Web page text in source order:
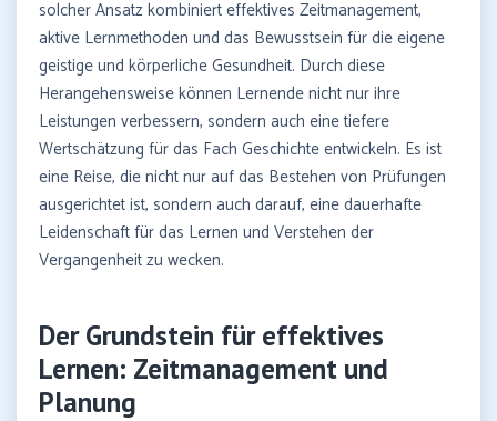
solcher Ansatz kombiniert effektives Zeitmanagement,
aktive Lernmethoden und das Bewusstsein für die eigene
geistige und körperliche Gesundheit. Durch diese
Herangehensweise können Lernende nicht nur ihre
Leistungen verbessern, sondern auch eine tiefere
Wertschätzung für das Fach Geschichte entwickeln. Es ist
eine Reise, die nicht nur auf das Bestehen von Prüfungen
ausgerichtet ist, sondern auch darauf, eine dauerhafte
Leidenschaft für das Lernen und Verstehen der
Vergangenheit zu wecken.
Der Grundstein für effektives
Lernen: Zeitmanagement und
Planung